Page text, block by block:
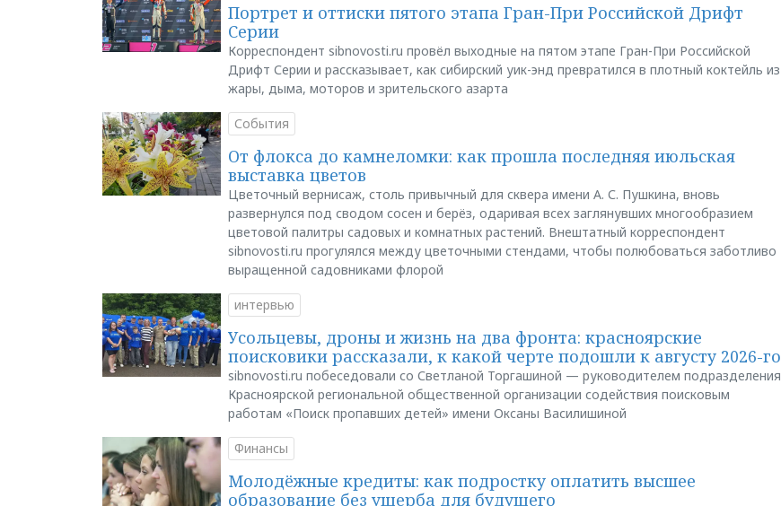
Портрет и оттиски пятого этапа Гран-При Российской Дрифт
Серии
Корреспондент sibnovosti.ru провёл выходные на пятом этапе Гран-При Российской
Дрифт Серии и рассказывает, как сибирский уик-энд превратился в плотный коктейль из
жары, дыма, моторов и зрительского азарта
События
От флокса до камнеломки: как прошла последняя июльская
выставка цветов
Цветочный вернисаж, столь привычный для сквера имени А. С. Пушкина, вновь
развернулся под сводом сосен и берёз, одаривая всех заглянувших многообразием
цветовой палитры садовых и комнатных растений. Внештатный корреспондент
sibnovosti.ru прогулялся между цветочными стендами, чтобы полюбоваться заботливо
выращенной садовниками флорой
интервью
Усольцевы, дроны и жизнь на два фронта: красноярские
поисковики рассказали, к какой черте подошли к августу 2026-го
sibnovosti.ru побеседовали со Светланой Торгашиной — руководителем подразделения
Красноярской региональной общественной организации содействия поисковым
работам «Поиск пропавших детей» имени Оксаны Василишиной
Финансы
Молодёжные кредиты: как подростку оплатить высшее
образование без ущерба для будущего